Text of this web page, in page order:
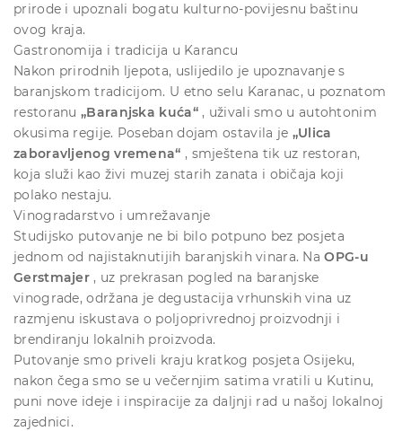
prirode i upoznali bogatu kulturno-povijesnu baštinu
ovog kraja.
Gastronomija i tradicija u Karancu
Nakon prirodnih ljepota, uslijedilo je upoznavanje s
baranjskom tradicijom. U etno selu Karanac, u poznatom
restoranu „Baranjska kuća“, uživali smo u autohtonim
okusima regije. Poseban dojam ostavila je „Ulica
zaboravljenog vremena“ , smještena tik uz restoran,
koja služi kao živi muzej starih zanata i običaja koji
polako nestaju.
Vinogradarstvo i umrežavanje
Studijsko putovanje ne bi bilo potpuno bez posjeta
jednom od najistaknutijih baranjskih vinara. NaOPG-u
Gerstmajer , uz prekrasan pogled na baranjske
vinograde, održana je degustacija vrhunskih vina uz
razmjenu iskustava o poljoprivrednoj proizvodnji i
brendiranju lokalnih proizvoda.
Putovanje smo priveli kraju kratkog posjeta Osijeku,
nakon čega smo se u večernjim satima vratili u Kutinu,
puni nove ideje i inspiracije za daljnji rad u našoj lokalnoj
zajednici.